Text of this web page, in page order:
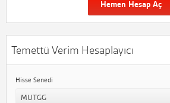
Hemen Hesap Aç
Temettü Verim Hesaplayıcı
Hisse Senedi
MUTGG